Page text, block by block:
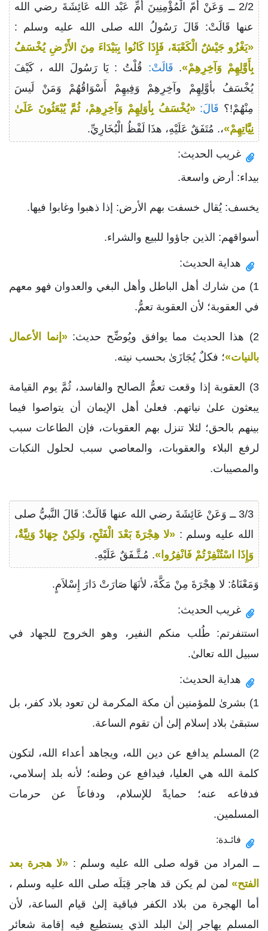
2/2 ــ وَعَنْ أُمّ الْمُؤْمِنِينَ أُمِّ عَبْد الله عَائِشَةَ رضي الله
عنها قَالَتْ: قَالَ رَسُولُ الله صلى الله عليه وسلم :
«يَغْزُو جَيْشٌ الْكَعْبَةَ، فَإِذَا كَانُوا بِبَيْدَاءَ مِنَ الأَرْضِ يُخْسَفُ
بِأَوَّلِهِمْ وَآخِرِهِمْ». قَالَتْ: قُلْتُ : يَا رَسُولَ الله ، كَيْفَ
يُخْسَفُ بأوَّلِهِمْ وآخِرِهِمْ وَفِيهِمْ أَسْوَاقُهُمْ وَمَنْ لَيسَ
مِنْهُمْ!؟ قَالَ: «يُخْسَفُ بِأوَلِهِمْ وَآخِرِهِمْ، ثُمَّ يُبْعَثُونَ عَلَىٰ
نِيَّاتِهِمْ»،. مُتَفَقٌ عَلَيْهِ، هذَا لَفْظُ الْبُخَارِيِّ.
غريب الحديث:
بيداء: أرض واسعة.
يخسف: يُقال خسفت بهم الأرض: إذا ذهبوا وغابوا فيها.
أسواقهم: الذين جاؤوا للبيع والشراء.
هداية الحديث:
1) من شارك أهل الباطل وأهل البغي والعدوان فهو معهم
في العقوبة؛ لأن العقوبة تعمُّ.
2) هذا الحديث مما يوافق ويُوضِّح حديث:
«إنما الأعمال
بالنيات»؛ فكلٌ يُجَازَىٰ بحسب نيته.
3) العقوبة إذا وقعت تعمُّ الصالح والفاسد، ثُمَّ يوم القيامة
يبعثون علىٰ نياتهم. فعلىٰ أهل الإيمان أن يتواصوا فيما
بينهم بالحق؛ لئلا تنزل بهم العقوبات، فإن الطاعات سبب
لرفع البلاء والعقوبات، والمعاصي سبب لحلول النكبات
والمصيبات.
3/3 ــ وَعَنْ عَائِشَةَ رضي الله عنها قَالَتْ: قَالَ النَّبيُّ صلى
الله عليه وسلم : «لا هِجْرَةَ بَعْدَ الْفَتْحِ، وَلكِنْ جِهَادٌ وَنِيَّةٌ،
وَإِذَا اسْتُنْفِرْتُمْ فَانْفِرُوا». مُـتَّـفَقٌ عَلَيْهِ.
وَمَعْنَاهُ: لا هِجْرَةَ مِنْ مَكَّةَ، لأنَهَا صَارَتْ دَارَ إِسْلاَمٍ.
غريب الحديث:
استنفرتم: طُلب منكم النفير، وهو الخروج للجهاد في
سبيل الله تعالىٰ.
هداية الحديث:
1) بشرىٰ للمؤمنين أن مكة المكرمة لن تعود بلاد كفر، بل
ستبقىٰ بلاد إسلام إلىٰ أن تقوم الساعة.
2) المسلم يدافع عن دين الله، ويجاهد أعداء الله، لتكون
كلمة الله هي العليا، فيدافع عن وطنه؛ لأنه بلد إسلامي،
فدفاعه عنه؛ حمايةً للإسلام، ودفاعاً عن حرمات
المسلمين.
فائـدة:
ــ المراد من قوله صلى الله عليه وسلم : «لا هجرة بعد
الفتح» لمن لم يكن قد هاجر قِبَلَه صلى الله عليه وسلم ،
أما الهجرة من بلاد الكفر فباقية إلىٰ قيام الساعة، لأن
المسلم يهاجر إلىٰ البلد الذي يستطيع فيه إقامة شعائر